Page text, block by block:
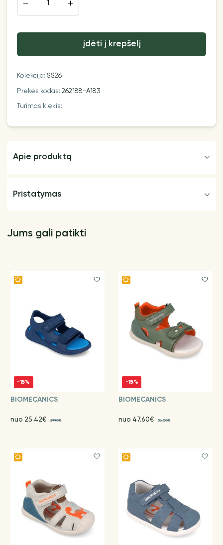
įdėti į krepšelį
Kolekcija:SS26
Prekės kodas:262188-A183
Turimas kiekis:
Apie produktą
Pristatymas
Jums gali patikti
-15%
BIOMECANICS
nuo 25.42€ 29.90€
-15%
BIOMECANICS
nuo 47.60€ 56.00€